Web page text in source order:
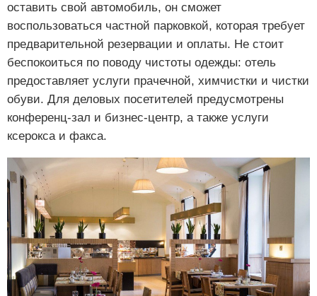
оставить свой автомобиль, он сможет
воспользоваться частной парковкой, которая требует
предварительной резервации и оплаты. Не стоит
беспокоиться по поводу чистоты одежды: отель
предоставляет услуги прачечной, химчистки и чистки
обуви. Для деловых посетителей предусмотрены
конференц-зал и бизнес-центр, а также услуги
ксерокса и факса.